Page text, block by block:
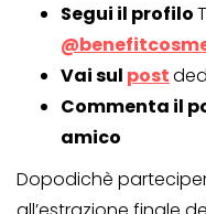
Segui il profilo
Vai sul post
Commenta il
amico
Dopodichè